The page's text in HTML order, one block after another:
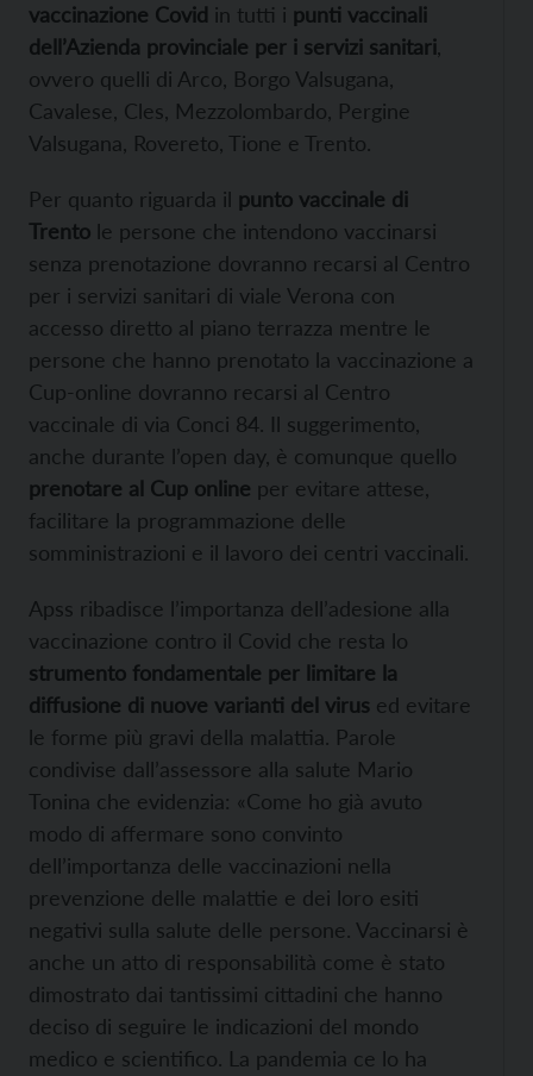
vaccinazione Covid in tutti i punti vaccinali
dell’Azienda provinciale per i servizi sanitari,
ovvero quelli di Arco, Borgo Valsugana,
Cavalese, Cles, Mezzolombardo, Pergine
Valsugana, Rovereto, Tione e Trento.
Per quanto riguarda il punto vaccinale di
Trento le persone che intendono vaccinarsi
senza prenotazione dovranno recarsi al Centro
per i servizi sanitari di viale Verona con
accesso diretto al piano terrazza mentre le
persone che hanno prenotato la vaccinazione a
Cup-online dovranno recarsi al Centro
vaccinale di via Conci 84. Il suggerimento,
anche durante l’open day, è comunque quello
prenotare al Cup online per evitare attese,
facilitare la programmazione delle
somministrazioni e il lavoro dei centri vaccinali.
Apss ribadisce l’importanza dell’adesione alla
vaccinazione contro il Covid che resta lo
strumento fondamentale per limitare la
diffusione di nuove varianti del virus ed evitare
le forme più gravi della malattia. Parole
condivise dall’assessore alla salute Mario
Tonina che evidenzia: «Come ho già avuto
modo di affermare sono convinto
dell’importanza delle vaccinazioni nella
prevenzione delle malattie e dei loro esiti
negativi sulla salute delle persone. Vaccinarsi è
anche un atto di responsabilità come è stato
dimostrato dai tantissimi cittadini che hanno
deciso di seguire le indicazioni del mondo
medico e scientifico. La pandemia ce lo ha